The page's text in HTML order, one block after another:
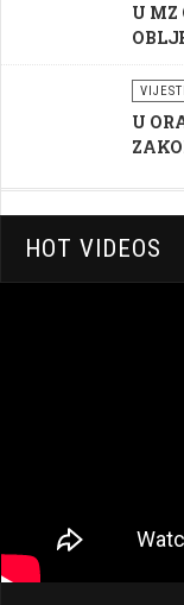
U MZ
U
HOT VIDEOS